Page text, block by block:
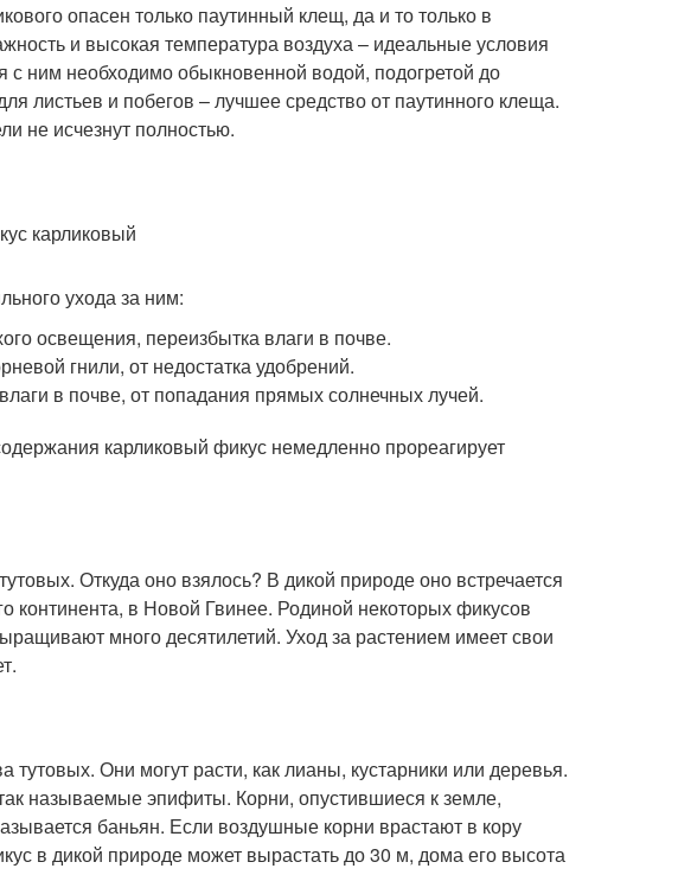
опасен только паутинный клещ, да и то только в
и высокая температура воздуха – идеальные условия
с ним необходимо обыкновенной водой, подогретой до
листьев и побегов – лучшее средство от паутинного клеща.
не исчезнут полностью.
ухода за ним:
освещения, переизбытка влаги в почве.
гнили, от недостатка удобрений.
в почве, от попадания прямых солнечных лучей.
карликовый фикус немедленно прореагирует
Откуда оно взялось? В дикой природе оно встречается
континента, в Новой Гвинее. Родиной некоторых фикусов
много десятилетий. Уход за растением имеет свои
Они могут расти, как лианы, кустарники или деревья.
называемые эпифиты. Корни, опустившиеся к земле,
баньян. Если воздушные корни врастают в кору
в дикой природе может вырастать до 30 м, дома его высота